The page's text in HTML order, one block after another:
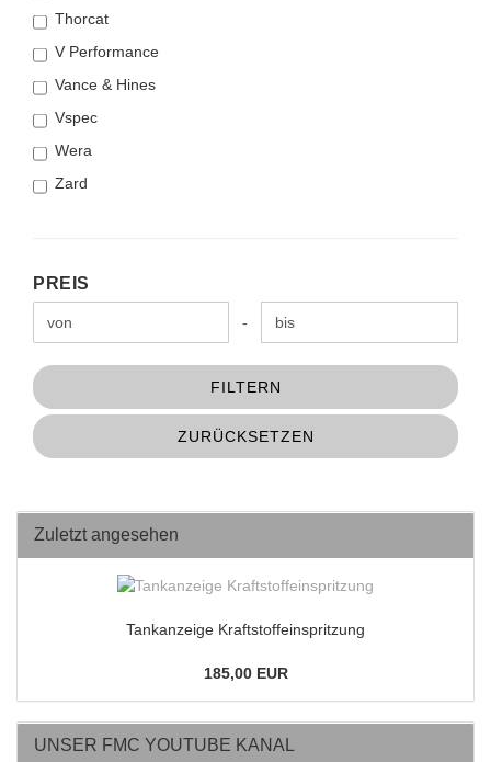
Thorcat
V Performance
Vance & Hines
Vspec
Wera
Zard
PREIS
PREIS
Preis bis -
FILTERN
ZURÜCKSETZEN
Zuletzt angesehen
Tankanzeige Kraftstoffeinspritzung
185,00 EUR
UNSER FMC YOUTUBE KANAL